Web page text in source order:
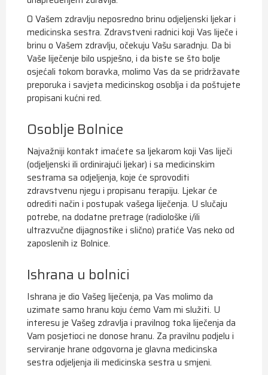
O Vašem zdravlju neposredno brinu odjeljenski ljekar i
medicinska sestra. Zdravstveni radnici koji Vas liječe i
brinu o Vašem zdravlju, očekuju Vašu saradnju. Da bi
Vaše liječenje bilo uspješno, i da biste se što bolje
osjećali tokom boravka, molimo Vas da se pridržavate
preporuka i savjeta medicinskog osoblja i da poštujete
propisani kućni red.
Osoblje Bolnice
Najvažniji kontakt imaćete sa ljekarom koji Vas liječi
(odjeljenski ili ordinirajući ljekar) i sa medicinskim
sestrama sa odjeljenja, koje će sprovoditi
zdravstvenu njegu i propisanu terapiju. Ljekar će
odrediti način i postupak vašega liječenja. U slučaju
potrebe, na dodatne pretrage (radiološke i/ili
ultrazvučne dijagnostike i slično) pratiće Vas neko od
zaposlenih iz Bolnice.
Ishrana u bolnici
Ishrana je dio Vašeg liječenja, pa Vas molimo da
uzimate samo hranu koju ćemo Vam mi služiti. U
interesu je Vašeg zdravlja i pravilnog toka liječenja da
Vam posjetioci ne donose hranu. Za pravilnu podjelu i
serviranje hrane odgovorna je glavna medicinska
sestra odjeljenja ili medicinska sestra u smjeni.